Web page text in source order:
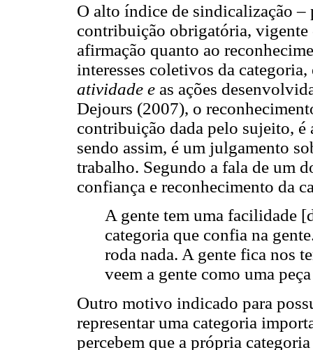
O alto índice de sindicalização –
contribuição obrigatória, vigente
afirmação quanto ao
interesses coletivos da
atividade e as ações
Dejours (2007), o
contribuição dada pelo sujeito, é
sendo assim, é um julgamento
trabalho. Segundo a fala de um
confiança e reconhecimento da
A gente tem uma facilidade
categoria que confia na
roda nada. A gente fica nos
veem a gente como uma
Outro motivo indicado para
representar uma categoria
percebem que a própria